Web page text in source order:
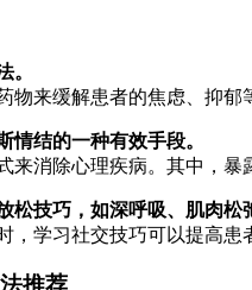
。
物来缓解患者的焦虑、抑
情结的一种有效手段。
来消除心理疾病。其中，
松技巧，如深呼吸、肌肉松
，学习社交技巧可以提高患